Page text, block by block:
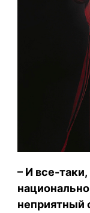
– И все-
неприятный